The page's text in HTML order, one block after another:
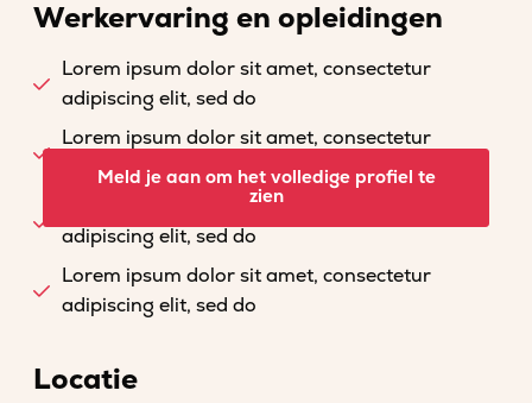
Werkervaring en opleidingen
Lorem ipsum dolor sit amet, consectetur
adipiscing elit, sed do
Lorem ipsum dolor sit amet, consectetur
adipiscing elit, sed do
Lorem ipsum dolor sit amet, consectetur
adipiscing elit, sed do
Lorem ipsum dolor sit amet, consectetur
adipiscing elit, sed do
Meld je aan om het volledige profiel te
zien
Locatie